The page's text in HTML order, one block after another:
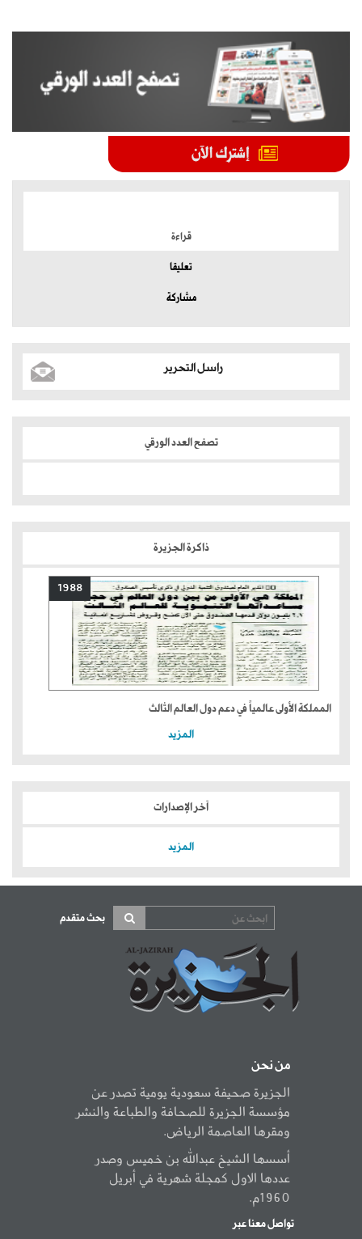
قراءة
تعليقا
مشاركة
راسل التحرير
تصفح العدد الورقي
ذاكرة الجزيرة
1988
المملكة الأولى عالمياً في دعم دول العالم الثالث
المزيد
آخر الإصدارات
المزيد
بحث متقدم
من نحن
الجزيرة صحيفة سعودية يومية تصدر عن
مؤسسة الجزيرة للصحافة والطباعة والنشر
ومقرها العاصمة الرياض.
أسسها الشيخ عبدالله بن خميس وصدر
عددها الاول كمجلة شهرية في أبريل
1960م.
تواصل معنا عبر